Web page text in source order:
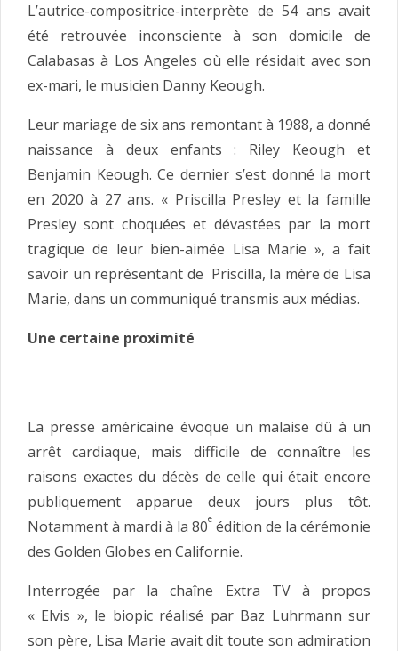
L’autrice-compositrice-interprète de 54 ans avait
été retrouvée inconsciente à son domicile de
Calabasas à Los Angeles où elle résidait avec son
ex-mari, le musicien Danny Keough.
Leur mariage de six ans remontant à 1988, a donné
naissance à deux enfants : Riley Keough et
Benjamin Keough. Ce dernier s’est donné la mort
en 2020 à 27 ans. « Priscilla Presley et la famille
Presley sont choquées et dévastées par la mort
tragique de leur bien-aimée Lisa Marie », a fait
savoir un représentant de Priscilla, la mère de Lisa
Marie, dans un communiqué transmis aux médias.
Une certaine proximité
La presse américaine évoque un malaise dû à un
arrêt cardiaque, mais difficile de connaître les
raisons exactes du décès de celle qui était encore
publiquement apparue deux jours plus tôt.
Notamment à mardi à la 80e édition de la cérémonie
des Golden Globes en Californie.
Interrogée par la chaîne Extra TV à propos
« Elvis », le biopic réalisé par Baz Luhrmann sur
son père, Lisa Marie avait dit toute son admiration